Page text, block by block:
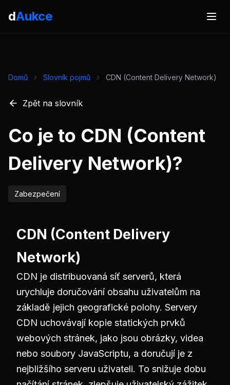
dAukce
Domů Slovník pojmů CDN (Content Delivery Network)
Zpět na slovník
Co je to CDN (Content
Delivery Network)?
Zabezpečení
CDN (Content Delivery
Network)
CDN je distribuovaná síť serverů, která
urychluje doručování obsahu uživatelům na
základě jejich geografické polohy. Servery
CDN uchovávají kopie statických prvků
webových stránek, jako jsou obrázky, videa
nebo soubory JavaScriptu, a doručují je z
nejbližšího serveru uživateli. To snižuje dobu